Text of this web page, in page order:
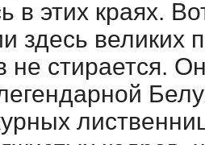
в этих краях.
здесь великих
не стирается.